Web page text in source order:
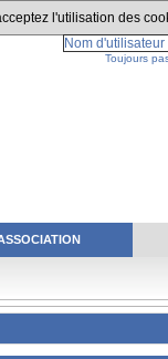
l'utilisation des
Toujours